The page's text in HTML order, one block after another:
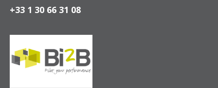
+33 1 30 66 31 08